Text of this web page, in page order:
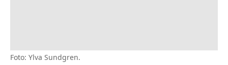
Foto: Ylva Sundgren.